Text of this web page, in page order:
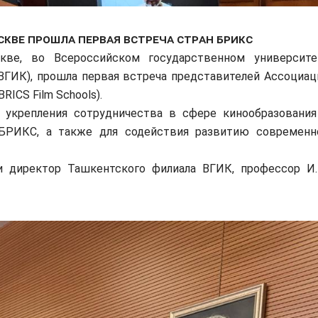
прошла первая встреча стран БРИКС
во Всероссийском государственном
прошла первая встреча представителей
Film Schools).
сотрудничества в сфере
а также для содействия развитию
Ташкентского филиала ВГИК, профессор